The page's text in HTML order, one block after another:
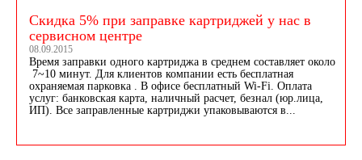
Скидка 5% при заправке картриджей у нас в
сервисном центре
08.09.2015
Время заправки одного картриджа в среднем составляет около
7~10 минут. Для клиентов компании есть бесплатная
охраняемая парковка . В офисе бесплатный Wi-Fi. Оплата
услуг: банковская карта, наличный расчет, безнал (юр.лица,
ИП). Все заправленные картриджи упаковываются в...